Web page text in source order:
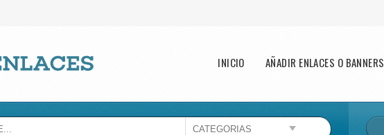
Main menu
INICIO AÑADIR ENLACES O BANNERS